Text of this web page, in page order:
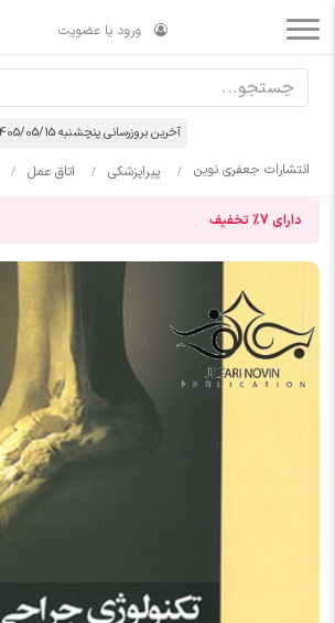
ورود یا عضویت
آخرین بروزرسانی پنچشنبه 1405/05/15
انتشارات جعفری نوین پیراپزشکی اتاق عمل
دارای7% تخفیف